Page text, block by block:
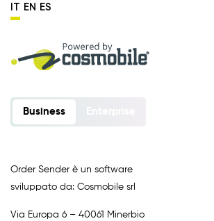
Business
Order Sender è un software
sviluppato da: Cosmobile srl
Via Europa 6 – 40061 Minerbio
IT EN ES